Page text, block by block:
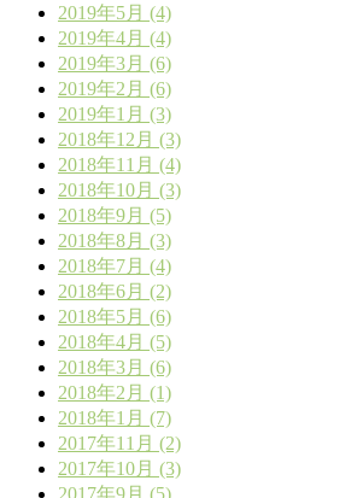
2019年5月 (4)
2019年4月 (4)
2019年3月 (6)
2019年2月 (6)
2019年1月 (3)
2018年12月 (3)
2018年11月 (4)
2018年10月 (3)
2018年9月 (5)
2018年8月 (3)
2018年7月 (4)
2018年6月 (2)
2018年5月 (6)
2018年4月 (5)
2018年3月 (6)
2018年2月 (1)
2018年1月 (7)
2017年11月 (2)
2017年10月 (3)